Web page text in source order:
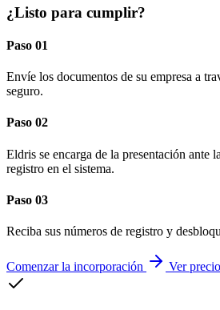
¿Listo para cumplir?
Paso 01
Envíe los documentos de su empresa a
seguro.
Paso 02
Eldris se encarga de la presentación ante
registro en el sistema.
Paso 03
Reciba sus números de registro y
Comenzar la incorporación Ver